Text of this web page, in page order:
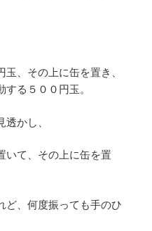
、その上に缶を置き、
る５００円玉。
透かし、
いて、その上に缶を置
ど、何度振っても手のひ